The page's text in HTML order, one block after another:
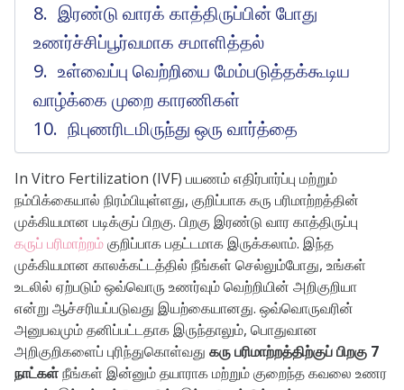
இரண்டு வாரக் காத்திருப்பின் போது
உணர்ச்சிப்பூர்வமாக சமாளித்தல்
உள்வைப்பு வெற்றியை மேம்படுத்தக்கூடிய
வாழ்க்கை முறை காரணிகள்
நிபுணரிடமிருந்து ஒரு வார்த்தை
In Vitro Fertilization (IVF) பயணம் எதிர்பார்ப்பு மற்றும்
நம்பிக்கையால் நிரம்பியுள்ளது, குறிப்பாக கரு பரிமாற்றத்தின்
முக்கியமான படிக்குப் பிறகு. பிறகு இரண்டு வார காத்திருப்பு
கருப் பரிமாற்றம்குறிப்பாக பதட்டமாக இருக்கலாம். இந்த
முக்கியமான காலக்கட்டத்தில் நீங்கள் செல்லும்போது, ​​உங்கள்
உடலில் ஏற்படும் ஒவ்வொரு உணர்வும் வெற்றியின் அறிகுறியா
என்று ஆச்சரியப்படுவது இயற்கையானது. ஒவ்வொருவரின்
அனுபவமும் தனிப்பட்டதாக இருந்தாலும், பொதுவான
அறிகுறிகளைப் புரிந்துகொள்வது கரு பரிமாற்றத்திற்குப் பிறகு 7
நாட்கள்நீங்கள் இன்னும் தயாராக மற்றும் குறைந்த கவலை உணர